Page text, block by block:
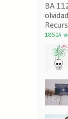
BA
18514